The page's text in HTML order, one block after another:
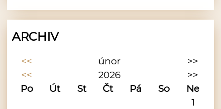
ARCHIV
<< únor
>>
<<
2026
>>
Po
Út St Čt Pá So
Ne
1